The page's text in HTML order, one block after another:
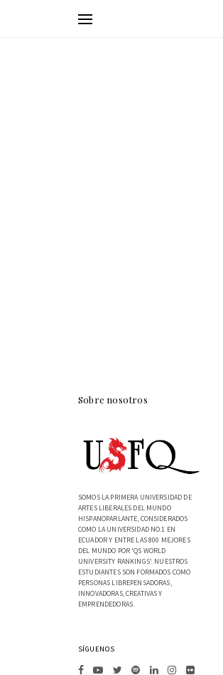
Sobre nosotros
SOMOS LA PRIMERA UNIVERSIDAD DE
ARTES LIBERALES DEL MUNDO
HISPANOPARLANTE, CONSIDERADOS
COMO LA UNIVERSIDAD NO.1 EN
ECUADOR Y ENTRE LAS 800 MEJORES
DEL MUNDO POR 'QS WORLD
UNIVERSITY RANKINGS'. NUESTROS
ESTUDIANTES SON FORMADOS COMO
PERSONAS LIBREPENSADORAS,
INNOVADORAS, CREATIVAS Y
EMPRENDEDORAS.
SÍGUENOS